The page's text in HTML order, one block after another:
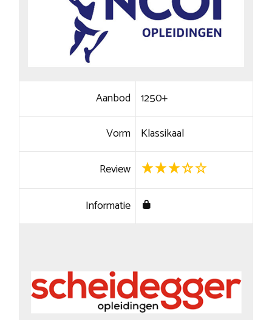
Aanbod 1250+
Vorm Klassikaal
Review
Informatie